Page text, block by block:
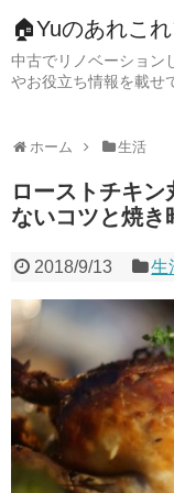
🏠Yuのあれこ
中古でリノベーション
やお役立ち情報を載せ
ホーム 生活
ローストチキ
ないコツと焼き
2018/9/13 生